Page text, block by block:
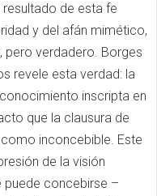
de esta fe
y del afán mimético,
pero verdadero. Borges
revele esta verdad: la
inscripta en
que la clausura de
inconcebible. Este
de la visión
puede concebirse –